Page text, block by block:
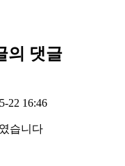
의 댓글
22 16:46
습니다